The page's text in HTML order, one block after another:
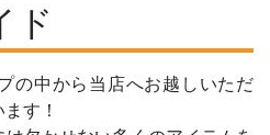
ド
の中から当店へお越しいただ
す！